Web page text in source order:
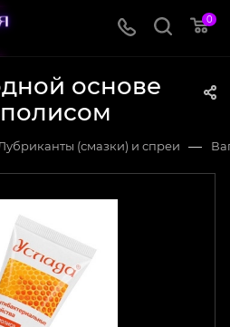
0
основе
(смазки) и спреи —